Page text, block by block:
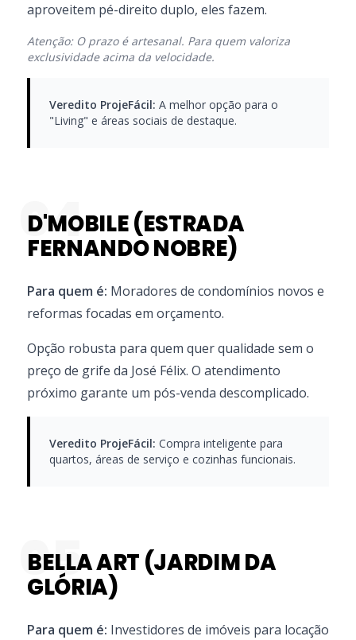
aproveitem pé-direito duplo, eles fazem.
Atenção: O prazo é artesanal. Para quem valoriza
exclusividade acima da velocidade.
Veredito ProjeFácil: A melhor opção para o
"Living" e áreas sociais de destaque.
04
D'MOBILE (ESTRADA
FERNANDO NOBRE)
Para quem é: Moradores de condomínios novos e
reformas focadas em orçamento.
Opção robusta para quem quer qualidade sem o
preço de grife da José Félix. O atendimento
próximo garante um pós-venda descomplicado.
Veredito ProjeFácil: Compra inteligente para
quartos, áreas de serviço e cozinhas funcionais.
05
BELLA ART (JARDIM DA
GLÓRIA)
Para quem é: Investidores de imóveis para locação